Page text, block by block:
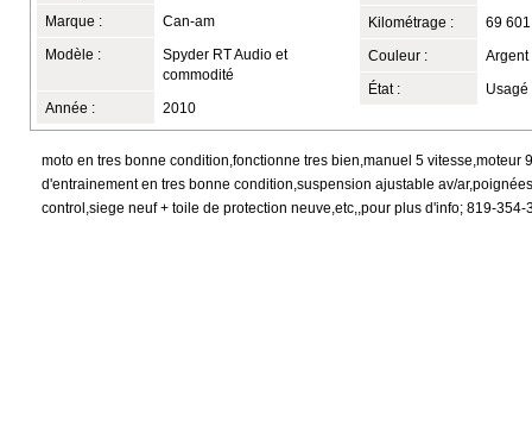
Marque : Can-am
Modèle :
Spyder RT Audio et
commodité
Année : 2010
Kilométrage : 69
Couleur : Argent
État : Usagé
moto en tres bonne condition,fonctionne tres bien,manuel 5 vitesse,moteur
d'entrainement en tres bonne condition,suspension ajustable av/
control,siege neuf + toile de protection neuve,etc,,pour plus d'info; 819-354-